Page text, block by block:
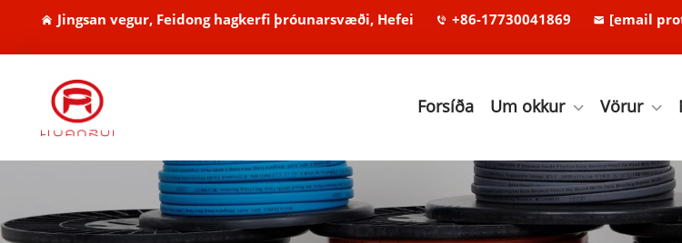
Jingsan vegur, Feidong hagkerfi þróunarsvæði, Hefei +86-17730041869 [email
Forsíða Um okkur Vörur